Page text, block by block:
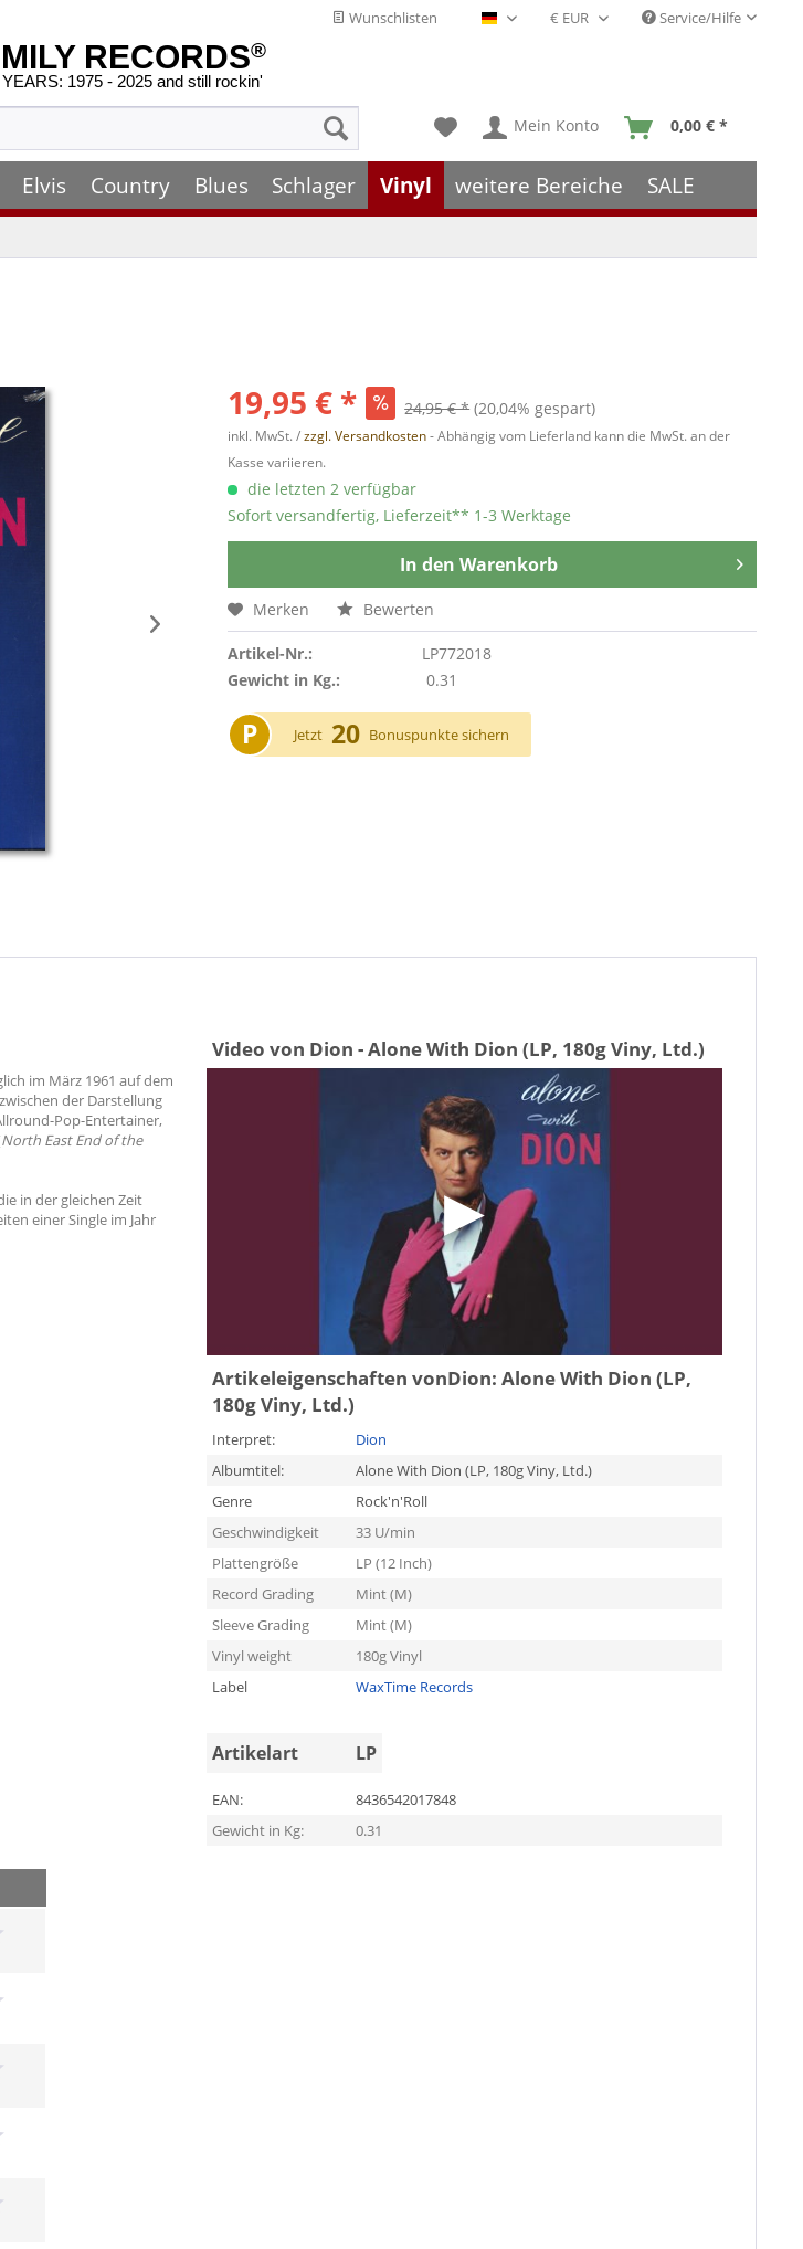
Wunschlisten Deutsch - DE Service/Hilfe
RECORDS®
1975 - 2025 and still rockin'
Mein Konto 0,00 € *
Elvis Country Blues Schlager Vinyl weitere Bereiche SALE
19,95 € * 24,95 € * (20,04% gespart)
inkl. MwSt. /zzgl. Versandkosten- Abhängig vom Lieferland kann die MwSt. an der
Kasse variieren.
die letzten 2 verfügbar
Sofort versandfertig, Lieferzeit** 1-3 Werktage
In den Warenkorb
Merken Bewerten
Artikel-Nr.:
LP772018
Gewicht in Kg.:
0.31
P Jetzt 20 Bonuspunkte sichern
im März 1961 auf dem
der Darstellung
Pop-Entertainer,
North East End of the
in der gleichen Zeit
einer Single im Jahr
Video von Dion - Alone With Dion (LP, 180g Viny, Ltd.)
Artikeleigenschaften vonDion: Alone With Dion (LP,
180g Viny, Ltd.)
Interpret:
Dion
Albumtitel:
Alone With Dion (LP, 180g Viny, Ltd.)
Genre
Rock'n'Roll
Geschwindigkeit
33 U/min
Plattengröße
LP (12 Inch)
Record Grading
Mint (M)
Sleeve Grading
Mint (M)
Vinyl weight
180g Vinyl
Label
WaxTime Records
Artikelart LP
EAN:
8436542017848
Gewicht in Kg:
0.31